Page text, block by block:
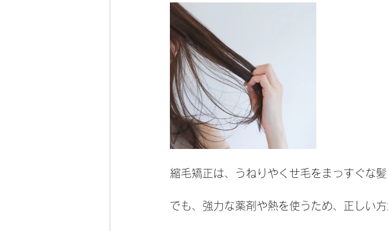
縮毛矯正は、うねりやくせ毛をまっすぐな
でも、強力な薬剤や熱を使うため、正しい